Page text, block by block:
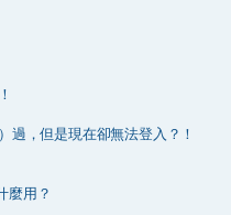
過，但是現在卻無法登入？！
麼用？